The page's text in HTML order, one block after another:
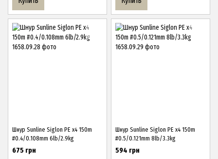
Шнур Sunline Siglon PE х4 150m
#0.4/0.108mm 6lb/2.9kg
675 грн
Шнур Sunline Siglon PE х4 150m
#0.5/0.121mm 8lb/3.3kg
594 грн